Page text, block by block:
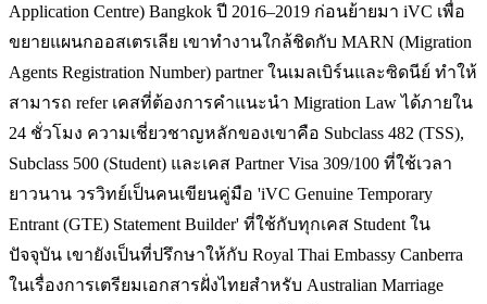
Application Centre) Bangkok ปี 2016–2019 ก่อนย้ายมา iVC เพื่อ
ขยายแผนกออสเตรเลีย เขาทำงานใกล้ชิดกับ MARN (Migration
Agents Registration Number) partner ในเมลเบิร์นและซิดนีย์ ทำให้
สามารถ refer เคสที่ต้องการคำแนะนำ Migration Law ได้ภายใน
24 ชั่วโมง ความเชี่ยวชาญหลักของเขาคือ Subclass 482 (TSS),
Subclass 500 (Student) และเคส Partner Visa 309/100 ที่ใช้เวลา
ยาวนาน วรวิทย์เป็นคนเขียนคู่มือ 'iVC Genuine Temporary
Entrant (GTE) Statement Builder' ที่ใช้กับทุกเคส Student ใน
ปัจจุบัน เขายังเป็นที่ปรึกษาให้กับ Royal Thai Embassy Canberra
ในเรื่องการเตรียมเอกสารฝั่งไทยสำหรับ Australian Marriage